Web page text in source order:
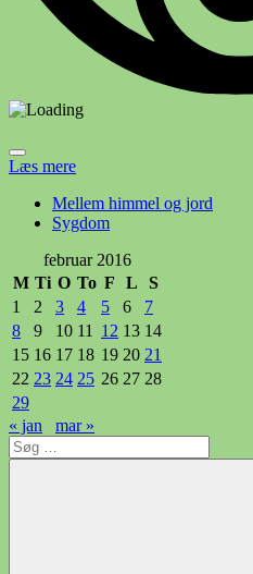
Læs mere
Mellem himmel og jord
Sygdom
februar 2016
M Ti O To F L
S
1
2 3 4 5 6
7
8
9 10 11 12 13 14
15 16 17 18 19 20 21
22 23 24 25 26 27 28
29
« jan
mar »
Søg
efter: